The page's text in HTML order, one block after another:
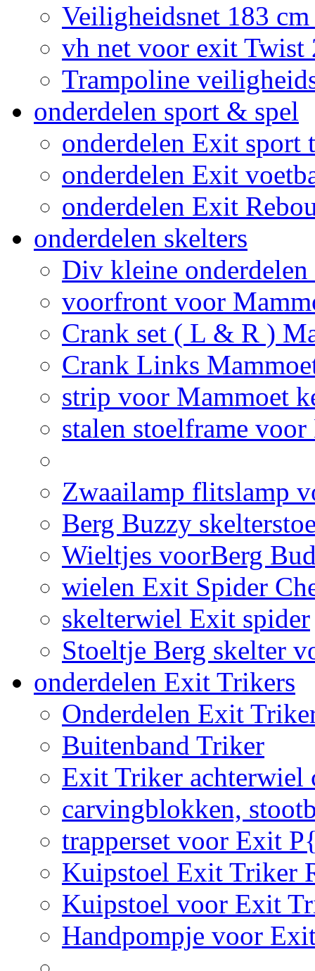
Veiligheidsnet 183
vh net voor exit Twist
Trampoline
onderdelen sport & spel
onderdelen Exit sport
onderdelen Exit
onderdelen Exit
onderdelen skelters
Div kleine
voorfront voor
Crank set ( L & R )
Crank Links
strip voor Mammoet
stalen stoelframe
Zwaailamp flitslamp
Berg Buzzy
Wieltjes voorBerg
wielen Exit Spider
skelterwiel Exit spider
Stoeltje Berg skelter
onderdelen Exit Trikers
Onderdelen Exit
Buitenband Triker
Exit Triker achterwiel
carvingblokken,
trapperset voor Exit
Kuipstoel Exit Triker
Kuipstoel voor Exit
Handpompje voor